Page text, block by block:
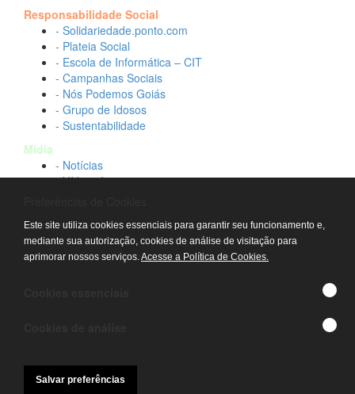
Responsabilidade Social
- Solidariedade.ponto.com
- Plateia Social
- Escola de Informática – CIT
- Campanhas Sociais
- Nós Podemos Goiás
- Grupo de Idosos
- Sustentabilidade
Mídia
- Notícias
- Vídeos Institucionais
Contato
- Fale conosco
- Trabalhe conosco
Este site utiliza cookies essenciais para garantir seu funcionamento e,
mediante sua autorização, cookies de análise de visitação para
aprimorar nossos serviços.Acesse a Política de Cookies.
Salvar preferências